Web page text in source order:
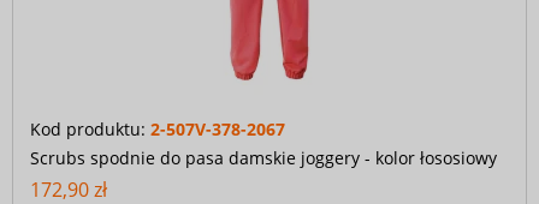
Kod produktu: 2-507V-378-2067
Scrubs spodnie do pasa damskie joggery - kolor łososiowy
172,90 zł